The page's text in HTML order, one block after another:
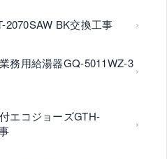
2070SAW BK交換工事
務用給湯器GQ-5011WZ-3
エコジョーズGTH-